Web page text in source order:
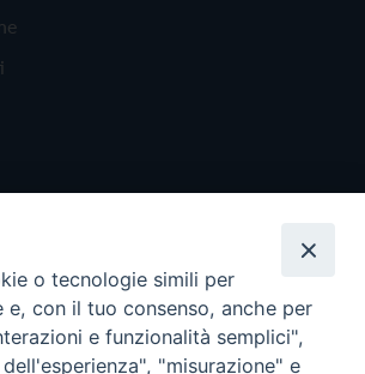
o tecnologie simili per
e, con il tuo consenso, anche per
e funzionalità semplici",
"misurazione" e